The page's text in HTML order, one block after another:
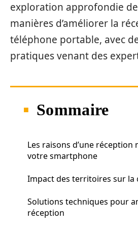
exploration approfondie
manières d’améliorer la
téléphone portable, avec
pratiques venant des
Sommaire
Les raisons d’une réception
votre smartphone
Impact des territoires sur la
Solutions techniques pour
réception